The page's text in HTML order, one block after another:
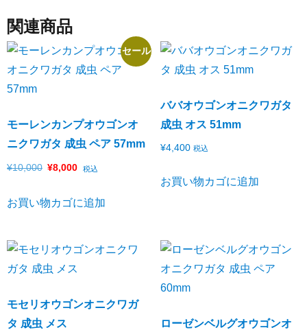
関連商品
セール
モーレンカンプオウゴンオ
ニクワガタ 成虫 ペア 57mm
¥10,000 ¥8,000 税込
お買い物カゴに追加
ババオウゴンオニクワガタ
成虫 オス 51mm
¥4,400 税込
お買い物カゴに追加
モセリオウゴンオニクワガ
タ 成虫 メス
ローゼンベルグオウゴンオ